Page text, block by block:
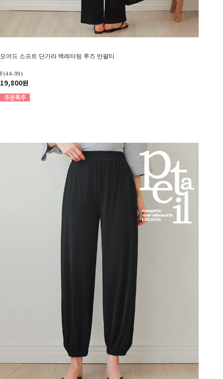
모어드 소프트 단가라 백레터링 루즈 반팔티
F(44-99)
19,800원